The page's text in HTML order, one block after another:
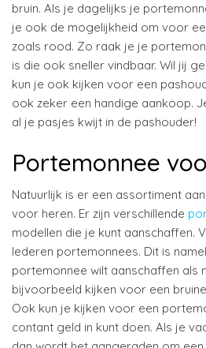
bruin. Als je dagelijks je
je ook de mogelijkheid om voor
zoals rood. Zo raak je je
is die ook sneller vindbaar. Wil jij
kun je ook kijken voor een
ook zeker een handige aankoop.
al je pasjes kwijt in de pashouder!
Portemonnee
Natuurlijk is er een assortiment
voor heren. Er zijn verschillende
modellen die je kunt aanschaffen.
lederen portemonnees. Dit is
portemonnee wilt aanschaffen als
bijvoorbeeld kijken voor een
Ook kun je kijken voor een
contant geld in kunt doen. Als je